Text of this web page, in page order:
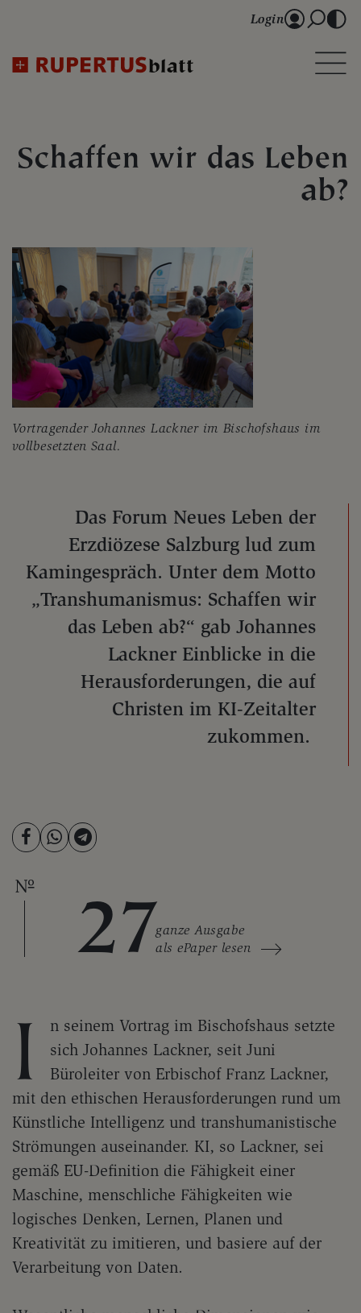
Login
Schaffen wir das Leben
ab?
Vortragender Johannes Lackner im Bischofshaus im
vollbesetzten Saal.
Das Forum Neues Leben der
Erzdiözese Salzburg lud zum
Kamingespräch. Unter dem Motto
„Transhumanismus: Schaffen wir
das Leben ab?“ gab Johannes
Lackner Einblicke in die
Herausforderungen, die auf
Christen im KI-Zeitalter
zukommen.
27ganze Ausgabe
als ePaper lesen
I
n seinem Vortrag im Bischofshaus setzte
sich Johannes Lackner, seit Juni
Büroleiter von Erbischof Franz Lackner,
mit den ethischen Herausforderungen rund um
Künstliche Intelligenz und transhumanistische
Strömungen auseinander. KI, so Lackner, sei
gemäß EU-Definition die Fähigkeit einer
Maschine, menschliche Fähigkeiten wie
logisches Denken, Lernen, Planen und
Kreativität zu imitieren, und basiere auf der
Verarbeitung von Daten.